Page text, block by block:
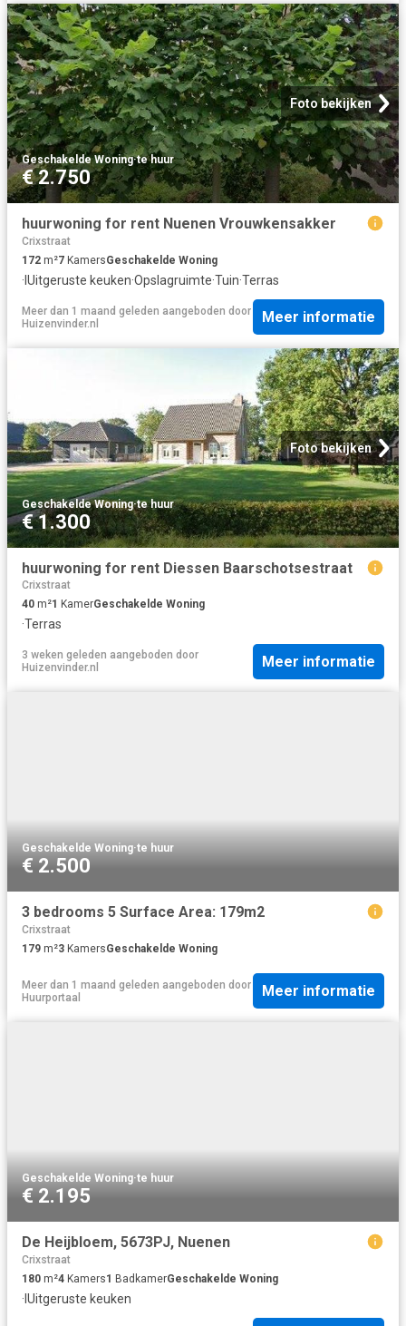
Foto bekijken
Geschakelde Woning·te huur
€ 2.750
huurwoning for rent Nuenen Vrouwkensakker
Crixstraat
172 m²7 KamersGeschakelde Woning
· IUitgeruste keuken·Opslagruimte·Tuin·Terras
Meer dan 1 maand geleden aangeboden door
Huizenvinder.nl
Meer informatie
Foto bekijken
Geschakelde Woning·te huur
€ 1.300
huurwoning for rent Diessen Baarschotsestraat
Crixstraat
40 m²1 KamerGeschakelde Woning
·Terras
3 weken geleden aangeboden door
Huizenvinder.nl
Meer informatie
Geschakelde Woning·te huur
€ 2.500
3 bedrooms 5 Surface Area: 179m2
Crixstraat
179 m²3 KamersGeschakelde Woning
Meer dan 1 maand geleden aangeboden door
Huurportaal
Meer informatie
Geschakelde Woning·te huur
€ 2.195
De Heijbloem, 5673PJ, Nuenen
Crixstraat
180 m²4 Kamers1 BadkamerGeschakelde Woning
· IUitgeruste keuken